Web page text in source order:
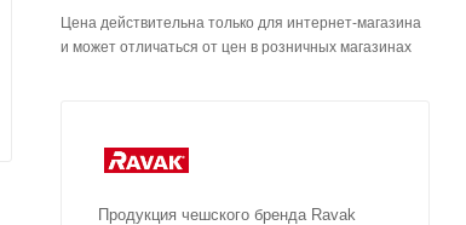
Цена действительна только для интернет-магазина
и может отличаться от цен в розничных магазинах
Продукция чешского бренда Ravak